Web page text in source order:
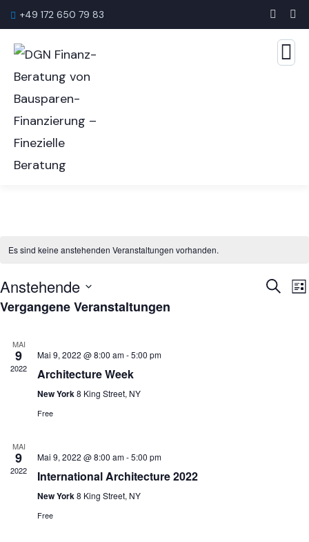
+49 172 650 79 83
Es sind keine anstehenden Veranstaltungen vorhanden.
Suche
Anstehende
Datum
Vergangene Veranstaltungen
MAI
9
2022
Mai 9, 2022 @ 8:00 am-5:00 pm
Architecture Week
New York8 King Street, NY
Free
MAI
9
2022
Mai 9, 2022 @ 8:00 am-5:00 pm
International Architecture 2022
New York8 King Street, NY
Free